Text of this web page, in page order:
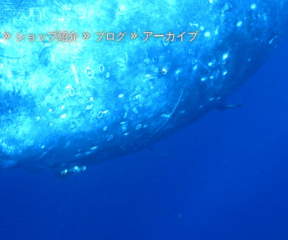
ショップ紹介 ブログ アーカイブ